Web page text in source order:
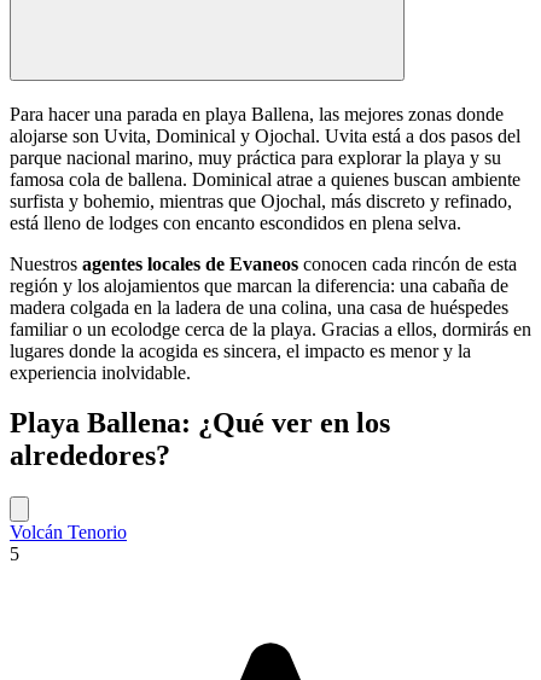
Para hacer una parada en playa Ballena, las mejores zonas donde
alojarse son Uvita, Dominical y Ojochal. Uvita está a dos pasos del
parque nacional marino, muy práctica para explorar la playa y su
famosa cola de ballena. Dominical atrae a quienes buscan ambiente
surfista y bohemio, mientras que Ojochal, más discreto y refinado,
está lleno de lodges con encanto escondidos en plena selva.
Nuestros agentes locales de Evaneos conocen cada rincón de esta
región y los alojamientos que marcan la diferencia: una cabaña de
madera colgada en la ladera de una colina, una casa de huéspedes
familiar o un ecolodge cerca de la playa. Gracias a ellos, dormirás en
lugares donde la acogida es sincera, el impacto es menor y la
experiencia inolvidable.
Playa Ballena: ¿Qué ver en los
alrededores?
Volcán Tenorio
5